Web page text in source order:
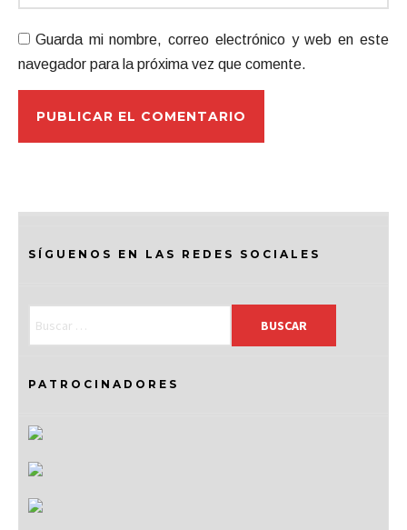
Guarda mi nombre, correo electrónico y web en este
navegador para la próxima vez que comente.
SÍGUENOS EN LAS REDES SOCIALES
PATROCINADORES